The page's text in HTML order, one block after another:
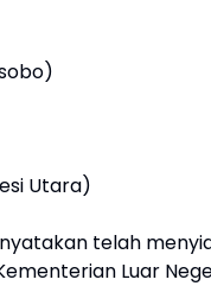
Utara)
telah
Luar